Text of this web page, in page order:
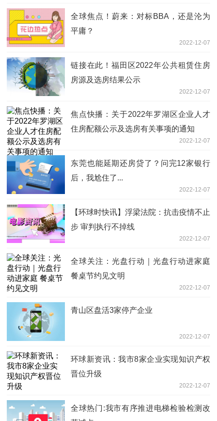
全球焦点！蔚来：对标BBA，还是沦为
平庸？
2022-12-07
链接在此！福田区2022年公共租赁住房
房源及选房结果公示
2022-12-07
焦点快播：关于2022年罗湖区企业人才
住房配额公示及选房有关事项的通知
2022-12-07
东莞也能延期还房贷了？问完12家银行
后，我尬住了...
2022-12-07
【环球时快讯】浮梁法院：抗击疫情不止
步 审判执行不掉线
2022-12-07
全球关注：光盘行动｜光盘行动进家庭
餐桌节约见文明
2022-12-07
青山区盘活3家停产企业
2022-12-07
环球新资讯：我市8家企业实现知识产权
晋位升级
2022-12-07
全球热门:我市有序推进电梯检验检测改